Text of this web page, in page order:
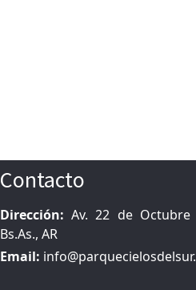
Contacto
Dirección:Av. 22 de Octubre
Bs.As., AR
Email: